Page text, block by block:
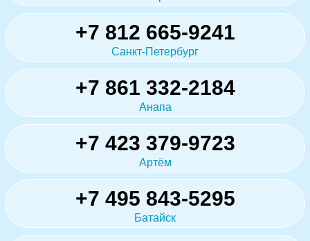
+7 812 665-9241
Санкт-Петербург
+7 861 332-2184
Анапа
+7 423 379-9723
Артём
+7 495 843-5295
Батайск